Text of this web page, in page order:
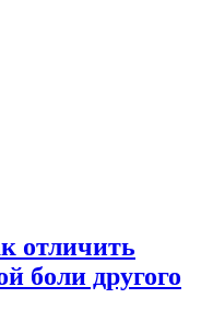
отличить
боли другого